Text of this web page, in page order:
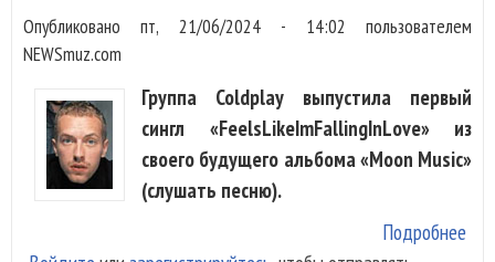
Опубликованопт, 21/06/2024 - 14:02 пользователем
NEWSmuz.com
Группа Coldplay выпустила первый
сингл «FeelsLikeImFallingInLove» из
своего будущего альбома «Moon Music»
(слушать песню).
Подробнее